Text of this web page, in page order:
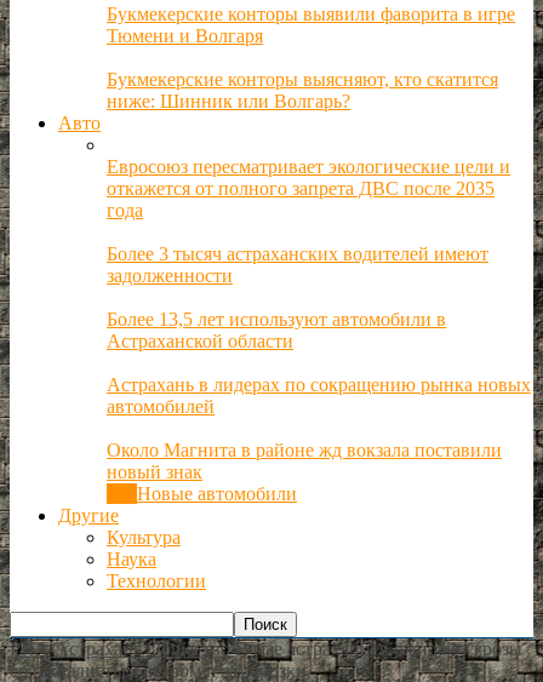
Букмекерские конторы выявили фаворита в игре
Тюмени и Волгаря
Букмекерские конторы выясняют, кто скатится
ниже: Шинник или Волгарь?
Авто
Евросоюз пересматривает экологические цели и
откажется от полного запрета ДВС после 2035
года
Более 3 тысяч астраханских водителей имеют
задолженности
Более 13,5 лет используют автомобили в
Астраханской области
Астрахань в лидерах по сокращению рынка новых
автомобилей
Около Магнита в районе жд вокзала поставили
новый знак
Новые автомобили
Другие
Культура
Наука
Технологии
РИА Астрахань Общество В мае астраханцев ожидают грозы
со шквалистым ветром и заморозки